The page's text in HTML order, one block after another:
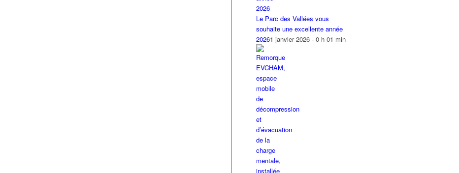
Le Parc des Vallées vous
souhaite une excellente année
20261 janvier 2026 - 0 h 01 min